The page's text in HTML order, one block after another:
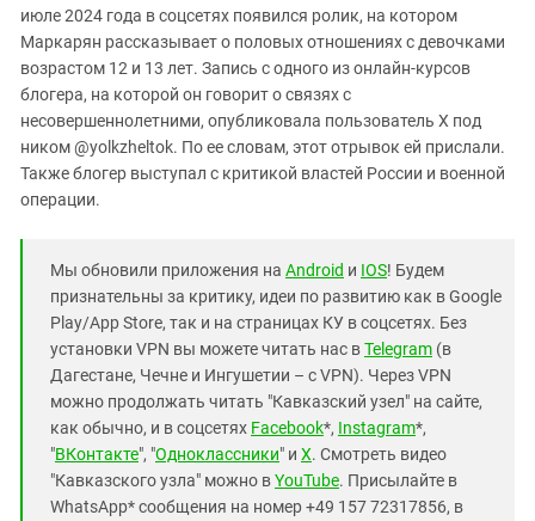
июле 2024 года в соцсетях появился ролик, на котором
Маркарян рассказывает о половых отношениях с девочками
возрастом 12 и 13 лет. Запись с одного из онлайн-курсов
блогера, на которой он говорит о связях с
несовершеннолетними, опубликовала пользователь X под
ником @yolkzheltok. По ее словам, этот отрывок ей прислали.
Также блогер выступал с критикой властей России и военной
операции.
Мы обновили приложения на Android и IOS! Будем
признательны за критику, идеи по развитию как в Google
Play/App Store, так и на страницах КУ в соцсетях. Без
установки VPN вы можете читать нас вTelegram (в
Дагестане, Чечне и Ингушетии – с VPN). Через VPN
можно продолжать читать "Кавказский узел" на сайте,
как обычно, и в соцсетях Facebook*, Instagram*,
"ВКонтакте", "Одноклассники" и X. Смотреть видео
"Кавказского узла" можно вYouTube. Присылайте в
WhatsApp* сообщения на номер +49 157 72317856, в